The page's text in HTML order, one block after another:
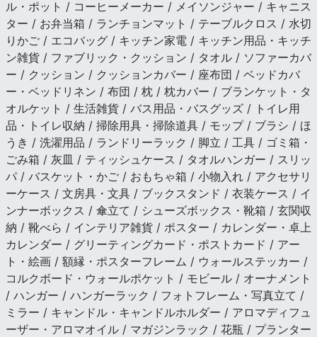
ル・ポット / コーヒーメーカー / メイソンジャー / キャニス
ター / お弁当箱 / ランチョンマット / テーブルクロス / 水切
りかご / エコバッグ / キッチン家電 / キッチン用品・キッチ
ン雑貨 / ファブリック・クッション / タオル / ソファーカバ
ー / クッション / クッションカバー / 座布団 / ベッドカバ
ー・ベッドリネン / 布団 / 枕 / 枕カバー / ブランケット・タ
オルケット / 生活雑貨 / バス用品・バスグッズ / トイレ用
品・トイレ収納 / 掃除用具・掃除道具 / モップ / ブラシ / ほ
うき / 洗濯用品 / ランドリーラック / 脚立 / 工具 / ゴミ箱・
ごみ箱 / 灰皿 / ティッシュケース / タオルハンガー / スリッ
パ / バスケット・かご / おもちゃ箱 / 小物入れ / アクセサリ
ーケース / 文房具・文具 / ブックスタンド / 衣装ケース / イ
ンナーボックス / 傘立て / シューズボックス・靴箱 / 玄関収
納 / 靴べら / インテリア雑貨 / ポスター / カレンダー・卓上
カレンダー / グリーティングカード・ポストカード / アー
ト・絵画 / 額縁・ポスターフレーム / ウォールステッカー /
コルクボード・ウォールポケット / モビール / オーナメント
/ ハンガー / ハンガーラック / フォトフレーム・写真立て /
ミラー / キャンドル・キャンドルホルダー / アロマディフュ
ーザー・アロマオイル / マガジンラック / 花瓶 / プランター